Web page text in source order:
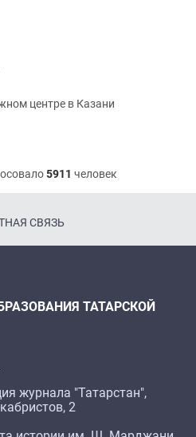
центре в Казани
5911 человек
СВЯЗЬ
ТАТАРСКОЙ
журнала "Татарстан",
2